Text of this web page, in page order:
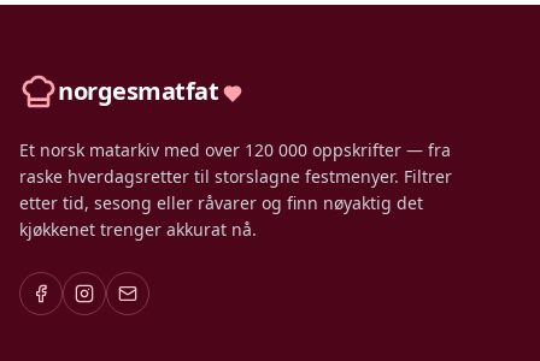
norgesmatfat
Et norsk matarkiv med over 120 000 oppskrifter — fra
raske hverdagsretter til storslagne festmenyer. Filtrer
etter tid, sesong eller råvarer og finn nøyaktig det
kjøkkenet trenger akkurat nå.